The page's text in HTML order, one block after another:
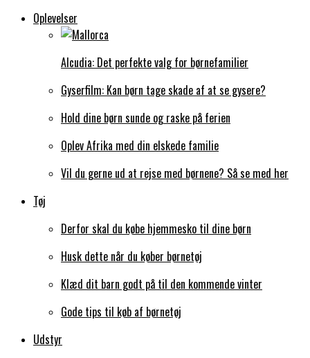
Oplevelser
Alcudia: Det perfekte valg for børnefamilier
Gyserfilm: Kan børn tage skade af at se gysere?
Hold dine børn sunde og raske på ferien
Oplev Afrika med din elskede familie
Vil du gerne ud at rejse med børnene? Så se med her
Tøj
Derfor skal du købe hjemmesko til dine børn
Husk dette når du køber børnetøj
Klæd dit barn godt på til den kommende vinter
Gode tips til køb af børnetøj
Udstyr